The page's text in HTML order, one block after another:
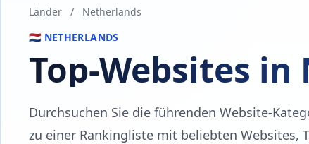
Länder /
Netherlands
🇳🇱 NETHERLANDS
Top-Websites
Durchsuchen Sie die führenden Website-
zu einer Rankingliste mit beliebten Websites,